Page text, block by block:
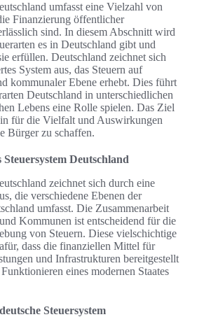
umfasst eine Vielzahl von
Finanzierung öffentlicher
sind. In diesem Abschnitt wird
es in Deutschland gibt und
erfüllen. Deutschland zeichnet sich
System aus, das Steuern auf
kommunaler Ebene erhebt. Dies führt
Deutschland in unterschiedlichen
Lebens eine Rolle spielen. Das Ziel
für die Vielfalt und Auswirkungen
Bürger zu schaffen.
Deutschland
zeichnet sich durch eine
die verschiedene Ebenen der
umfasst. Die Zusammenarbeit
Kommunen ist entscheidend für die
von Steuern. Diese vielschichtige
dass die finanziellen Mittel für
und Infrastrukturen bereitgestellt
eines modernen Staates
Steuersystem